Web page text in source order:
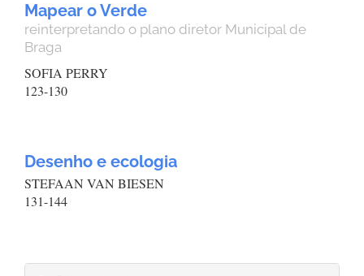
Mapear o Verde
reinterpretando o plano diretor Municipal de
Braga
SOFIA PERRY
123-130
Desenho e ecologia
STEFAAN VAN BIESEN
131-144